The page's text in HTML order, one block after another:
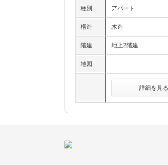
種別 アパート
構造 木造
階建 地上2階建
地図
詳細を見る